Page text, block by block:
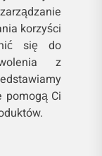
korzyści
się do
z
pomogą Ci